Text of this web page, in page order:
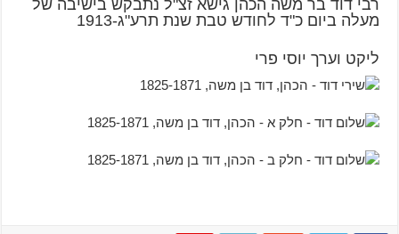
רבי דוד בר משה הכהן גישא זצ"ל נתבקש בישיבה של
מעלה ביום כ"ד לחודש טבת שנת תרע"ג-1913
ליקט וערך יוסי פרי